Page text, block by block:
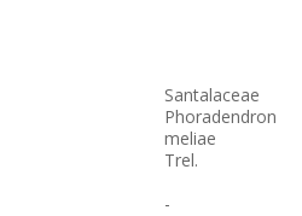
Santalaceae
Phoradendron
meliae
Trel.
-